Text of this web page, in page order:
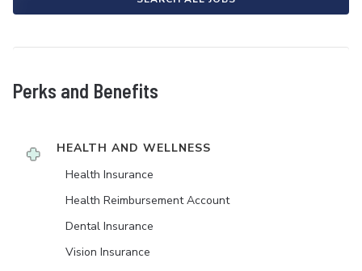
Perks and Benefits
HEALTH AND WELLNESS
Health Insurance
Health Reimbursement Account
Dental Insurance
Vision Insurance